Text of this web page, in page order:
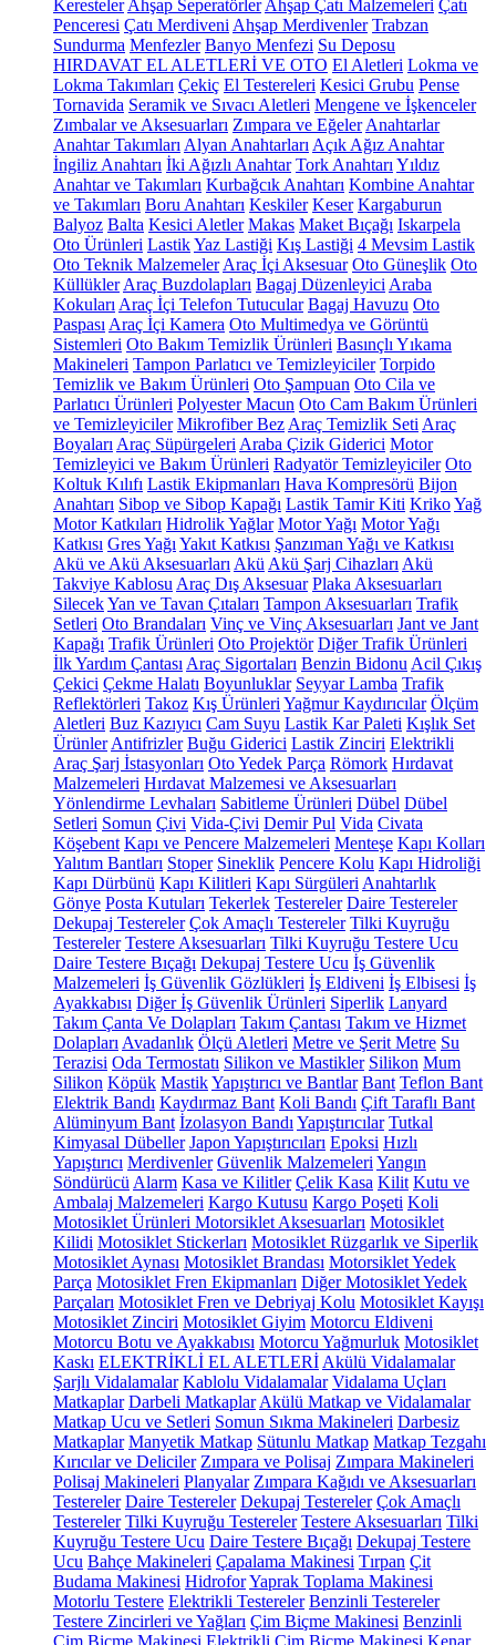
Keresteler Ahşap Seperatörler Ahşap Çatı Malzemeleri Çatı
Penceresi Çatı Merdiveni Ahşap Merdivenler Trabzan
Sundurma Menfezler Banyo Menfezi Su Deposu
HIRDAVAT EL ALETLERİ VE OTO El Aletleri Lokma ve
Lokma Takımları Çekiç El Testereleri Kesici Grubu Pense
Tornavida Seramik ve Sıvacı Aletleri Mengene ve İşkenceler
Zımbalar ve Aksesuarları Zımpara ve Eğeler Anahtarlar
Anahtar Takımları Alyan Anahtarları Açık Ağız Anahtar
İngiliz Anahtarı İki Ağızlı Anahtar Tork Anahtarı Yıldız
Anahtar ve Takımları Kurbağcık Anahtarı Kombine Anahtar
ve Takımları Boru Anahtarı Keskiler Keser Kargaburun
Balyoz Balta Kesici Aletler Makas Maket Bıçağı Iskarpela
Oto Ürünleri LastikYaz Lastiği Kış Lastiği 4 Mevsim Lastik
Oto Teknik Malzemeler Araç İçi Aksesuar Oto Güneşlik Oto
Küllükler Araç Buzdolapları Bagaj Düzenleyici Araba
Kokuları Araç İçi Telefon Tutucular Bagaj Havuzu Oto
Paspası Araç İçi Kamera Oto Multimedya ve Görüntü
Sistemleri Oto Bakım Temizlik Ürünleri Basınçlı Yıkama
Makineleri Tampon Parlatıcı ve Temizleyiciler Torpido
Temizlik ve Bakım Ürünleri Oto Şampuan Oto Cila ve
Parlatıcı Ürünleri Polyester Macun Oto Cam Bakım Ürünleri
ve Temizleyiciler Mikrofiber Bez Araç Temizlik Seti Araç
Boyaları Araç Süpürgeleri Araba Çizik Giderici Motor
Temizleyici ve Bakım Ürünleri Radyatör Temizleyiciler Oto
Koltuk Kılıfı Lastik Ekipmanları Hava Kompresörü Bijon
Anahtarı Sibop ve Sibop Kapağı Lastik Tamir Kiti KrikoYağ
Motor Katkıları Hidrolik Yağlar Motor Yağı Motor Yağı
Katkısı Gres Yağı Yakıt Katkısı Şanzıman Yağı ve Katkısı
Akü ve Akü Aksesuarları Akü Akü Şarj Cihazları Akü
Takviye Kablosu Araç Dış Aksesuar Plaka Aksesuarları
SilecekYan ve Tavan Çıtaları Tampon Aksesuarları Trafik
Setleri Oto Brandaları Vinç ve Vinç Aksesuarları Jant ve Jant
Kapağı Trafik Ürünleri Oto Projektör Diğer Trafik Ürünleri
İlk Yardım Çantası Araç Sigortaları Benzin Bidonu Acil Çıkış
Çekici Çekme Halatı Boyunluklar Seyyar Lamba Trafik
Reflektörleri Takoz Kış Ürünleri Yağmur Kaydırıcılar Ölçüm
Aletleri Buz Kazıyıcı Cam Suyu Lastik Kar Paleti Kışlık Set
Ürünler Antifrizler Buğu Giderici Lastik Zinciri Elektrikli
Araç Şarj İstasyonları Oto Yedek Parça Römork Hırdavat
Malzemeleri Hırdavat Malzemesi ve Aksesuarları
Yönlendirme Levhaları Sabitleme Ürünleri Dübel Dübel
Setleri Somun Çivi Vida-Çivi Demir Pul Vida Civata
Köşebent Kapı ve Pencere Malzemeleri Menteşe Kapı Kolları
Yalıtım Bantları Stoper Sineklik Pencere Kolu Kapı Hidroliği
Kapı Dürbünü Kapı Kilitleri Kapı Sürgüleri Anahtarlık
Gönye Posta Kutuları Tekerlek Testereler Daire Testereler
Dekupaj Testereler Çok Amaçlı Testereler Tilki Kuyruğu
Testereler Testere Aksesuarları Tilki Kuyruğu Testere Ucu
Daire Testere Bıçağı Dekupaj Testere Ucu İş Güvenlik
Malzemeleri İş Güvenlik Gözlükleri İş Eldiveni İş Elbisesi İş
Ayakkabısı Diğer İş Güvenlik Ürünleri Siperlik Lanyard
Takım Çanta Ve Dolapları Takım Çantası Takım ve Hizmet
Dolapları Avadanlık Ölçü Aletleri Metre ve Şerit Metre Su
Terazisi Oda Termostatı Silikon ve Mastikler Silikon Mum
Silikon Köpük MastikYapıştırıcı ve Bantlar Bant Teflon Bant
Elektrik Bandı Kaydırmaz Bant Koli Bandı Çift Taraflı Bant
Alüminyum Bant İzolasyon Bandı Yapıştırıcılar Tutkal
Kimyasal Dübeller Japon Yapıştırıcıları Epoksi Hızlı
Yapıştırıcı Merdivenler Güvenlik Malzemeleri Yangın
Söndürücü Alarm Kasa ve Kilitler Çelik Kasa Kilit Kutu ve
Ambalaj Malzemeleri Kargo Kutusu Kargo Poşeti Koli
Motosiklet Ürünleri Motorsiklet Aksesuarları Motosiklet
Kilidi Motosiklet Stickerları Motosiklet Rüzgarlık ve Siperlik
Motosiklet Aynası Motosiklet Brandası Motorsiklet Yedek
Parça Motosiklet Fren Ekipmanları Diğer Motosiklet Yedek
Parçaları Motosiklet Fren ve Debriyaj Kolu Motosiklet Kayışı
Motosiklet Zinciri Motosiklet Giyim Motorcu Eldiveni
Motorcu Botu ve Ayakkabısı Motorcu Yağmurluk Motosiklet
Kaskı ELEKTRİKLİ EL ALETLERİ Akülü Vidalamalar
Şarjlı Vidalamalar Kablolu Vidalamalar Vidalama Uçları
Matkaplar Darbeli Matkaplar Akülü Matkap ve Vidalamalar
Matkap Ucu ve Setleri Somun Sıkma Makineleri Darbesiz
Matkaplar Manyetik Matkap Sütunlu Matkap Matkap Tezgahı
Kırıcılar ve Deliciler Zımpara ve Polisaj Zımpara Makineleri
Polisaj Makineleri Planyalar Zımpara Kağıdı ve Aksesuarları
Testereler Daire Testereler Dekupaj Testereler Çok Amaçlı
Testereler Tilki Kuyruğu Testereler Testere Aksesuarları Tilki
Kuyruğu Testere Ucu Daire Testere Bıçağı Dekupaj Testere
Ucu Bahçe Makineleri Çapalama Makinesi Tırpan Çit
Budama Makinesi HidroforYaprak Toplama Makinesi
Motorlu Testere Elektrikli Testereler Benzinli Testereler
Testere Zincirleri ve Yağları Çim Biçme Makinesi Benzinli
Çim Biçme Makinesi Elektrikli Çim Biçme Makinesi Kenar